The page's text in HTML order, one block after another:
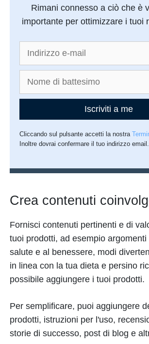
Rimani connesso a ciò che è
importante per ottimizzare i tuoi
Iscriviti a me
Cliccando sul pulsante accetti la nostra
Inoltre dovrai confermare il tuo indirizzo email.
Crea contenuti
Fornisci contenuti pertinenti e di
tuoi prodotti, ad esempio argomenti
salute e al benessere, modi
in linea con la tua dieta e persino
possibile aggiungere i tuoi prodotti.
Per semplificare, puoi aggiungere
prodotti, istruzioni per l'uso,
storie di successo, post di blog e